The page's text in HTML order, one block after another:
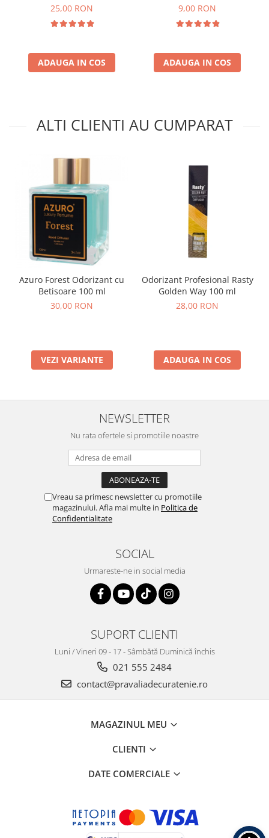
25,00 RON
ADAUGA IN COS
9,00 RON
ADAUGA IN COS
ALTI CLIENTI AU CUMPARAT
Azuro Forest Odorizant cu
Betisoare 100 ml
30,00 RON
VEZI VARIANTE
Odorizant Profesional Rasty
Golden Way 100 ml
28,00 RON
ADAUGA IN COS
NEWSLETTER
Nu rata ofertele si promotiile noastre
Vreau sa primesc newsletter cu promotiile
magazinului. Afla mai multe in Politica de
Confidentialitate
SOCIAL
Urmareste-ne in social media
SUPORT CLIENTI
Luni / Vineri 09 - 17 - Sâmbătă Duminică închis
021 555 2484
contact@pravaliadecuratenie.ro
MAGAZINUL MEU
CLIENTI
DATE COMERCIALE